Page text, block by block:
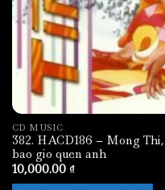
CD MUSIC
382. HACD186 – Mong
bao gio quen anh
10,000.00 ₫